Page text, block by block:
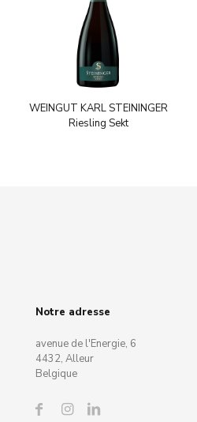
WEINGUT KARL STEININGER
Riesling Sekt
Notre adresse
avenue de l'Energie, 6
4432, Alleur
Belgique